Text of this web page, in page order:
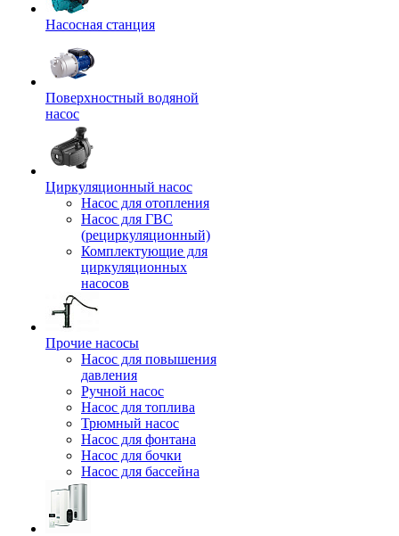
Насосная станция
Поверхностный водяной
насос
Циркуляционный насос
Насос для отопления
Насос для ГВС
(рециркуляционный)
Комплектующие для
циркуляционных
насосов
Прочие насосы
Насос для повышения
давления
Ручной насос
Насос для топлива
Трюмный насос
Насос для фонтана
Насос для бочки
Насос для бассейна